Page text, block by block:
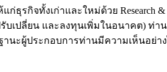
กิจทั้งเก่าและใหม่ด้วย Research &
เปลี่ยน และลงทุนเพิ่มในอนาคต) ท่า
านะผู้ประกอบการท่านมีความเห็นอย่า